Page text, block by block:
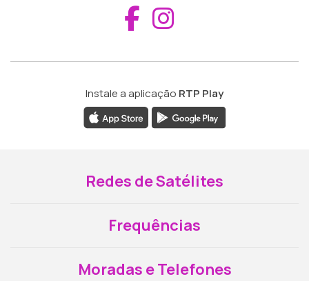
Aceder ao
Instale a aplicação RTP Play
Redes de Satélites
Frequências
Moradas e Telefones